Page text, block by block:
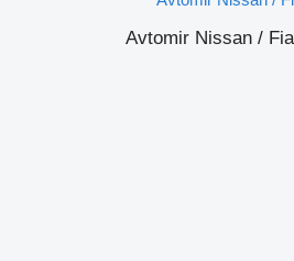
Avtomir Nissan /